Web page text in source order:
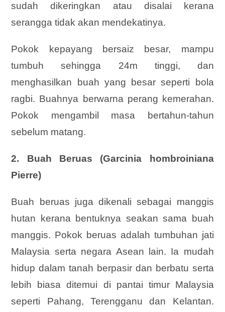
sudah dikeringkan atau disalai kerana
serangga tidak akan mendekatinya.
Pokok kepayang bersaiz besar, mampu
tumbuh sehingga 24m tinggi, dan
menghasilkan buah yang besar seperti bola
ragbi. Buahnya berwarna perang kemerahan.
Pokok mengambil masa bertahun-tahun
sebelum matang.
2. Buah Beruas (Garcinia hombroiniana
Pierre)
Buah beruas juga dikenali sebagai manggis
hutan kerana bentuknya seakan sama buah
manggis. Pokok beruas adalah tumbuhan jati
Malaysia serta negara Asean lain. Ia mudah
hidup dalam tanah berpasir dan berbatu serta
lebih biasa ditemui di pantai timur Malaysia
seperti Pahang, Terengganu dan Kelantan.